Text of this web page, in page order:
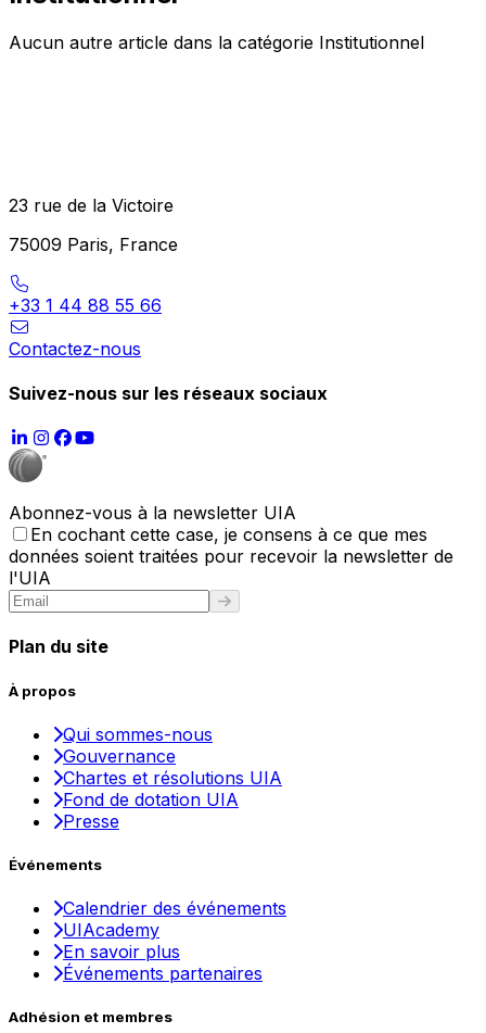
Aucun autre article dans la catégorie Institutionnel
23 rue de la Victoire
75009 Paris, France
+33 1 44 88 55 66
Contactez-nous
Suivez-nous sur les réseaux sociaux
Abonnez-vous à la newsletter UIA
En cochant cette case, je consens à ce que mes
données soient traitées pour recevoir la newsletter de
l'UIA
Plan du site
À propos
Qui sommes-nous
Gouvernance
Chartes et résolutions UIA
Fond de dotation UIA
Presse
Événements
Calendrier des événements
UIAcademy
En savoir plus
Événements partenaires
Adhésion et membres